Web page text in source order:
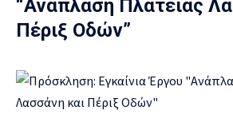
“Ανάπλαση Πλατείας
Πέριξ Οδών”